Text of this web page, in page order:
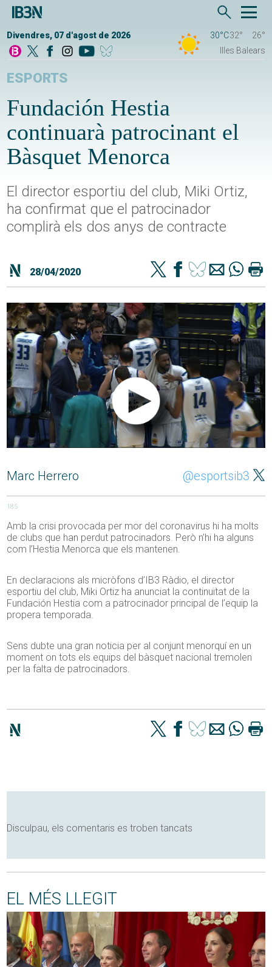
Divendres, 07 d'agost de 2026 30°C32°
26°
Illes Balears
ESPORTS
Fundación Hestia
continuarà patrocinant el
Bàsquet Menorca
El director esportiu del club, Miki Ortiz,
ha confirmat que el patrocinador
complirà els dos anys de contracte
28/04/2020
Marc Herrero @esportsib3
185
Amb la crisi provocada per mor del coronavirus hi ha molts
de clubs que han perdut patrocinadors. Però n’hi ha alguns
com l’Hestia Menorca que els mantenen.
En declaracions als micròfons d’IB3 Ràdio, el director
esportiu del club, Miki Ortiz ha anunciat la continuïtat de la
Fundación Hestia com a patrocinador principal de l’equip la
propera temporada.
Sens dubte una gran noticia per al conjunt menorquí en un
moment on tots els equips del bàsquet nacional tremolen
per la falta de patrocinadors.
Disculpau, els comentaris es troben tancats
EL MÉS LLEGIT